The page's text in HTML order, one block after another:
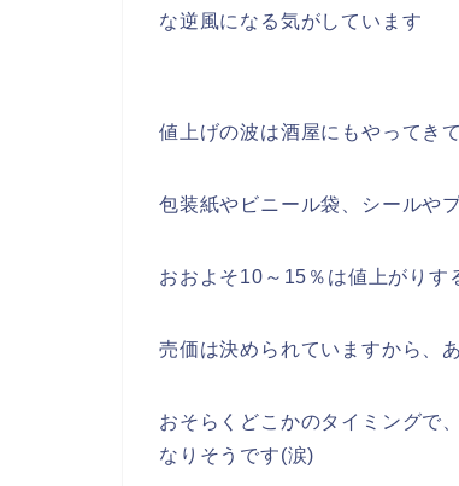
な逆風になる気がしています
値上げの波は酒屋にもやってき
包装紙やビニール袋、シールや
おおよそ10～15％は値上がりす
売価は決められていますから、
おそらくどこかのタイミングで
なりそうです(涙)